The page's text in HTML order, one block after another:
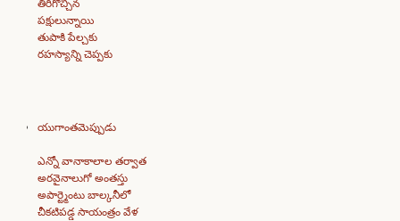
తిరిగొచ్చిన
పక్షులున్నాయి
తుపాకి పేల్చకు
రహస్యాన్ని చెప్పకు
యుగాంతమెప్పుడు
ఎన్నో వానాకాలాల తర్వాత
అరవైనాలుగో అంతస్తు
అపార్ట్మెంటు బాల్కనీలో
చీకటిపడ్డ సాయంత్రం వేళ